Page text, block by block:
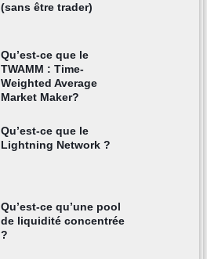
(sans être trader)
Qu’est-ce que le
TWAMM : Time-
Weighted Average
Market Maker?
Qu’est-ce que le
Lightning Network ?
Qu’est-ce qu’une pool
de liquidité concentrée
?